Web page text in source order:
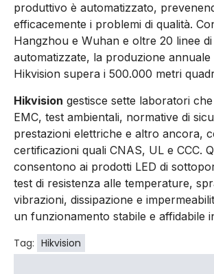
produttivo è automatizzato,
efficacemente i problemi di qualità.
Hangzhou e Wuhan e oltre 20 linee
automatizzate, la produzione annuale
Hikvision supera i 500.000 metri
Hikvision gestisce sette laboratori
EMC, test ambientali, normative di
prestazioni elettriche e altro ancora,
certificazioni quali CNAS, UL e CCC.
consentono ai prodotti LED di
test di resistenza alle temperature,
vibrazioni, dissipazione e
un funzionamento stabile e affidabile
Tag: Hikvision